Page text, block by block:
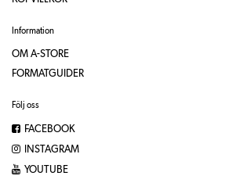
Information
OM A-STORE
FORMATGUIDER
Följ oss
FACEBOOK
INSTAGRAM
YOUTUBE